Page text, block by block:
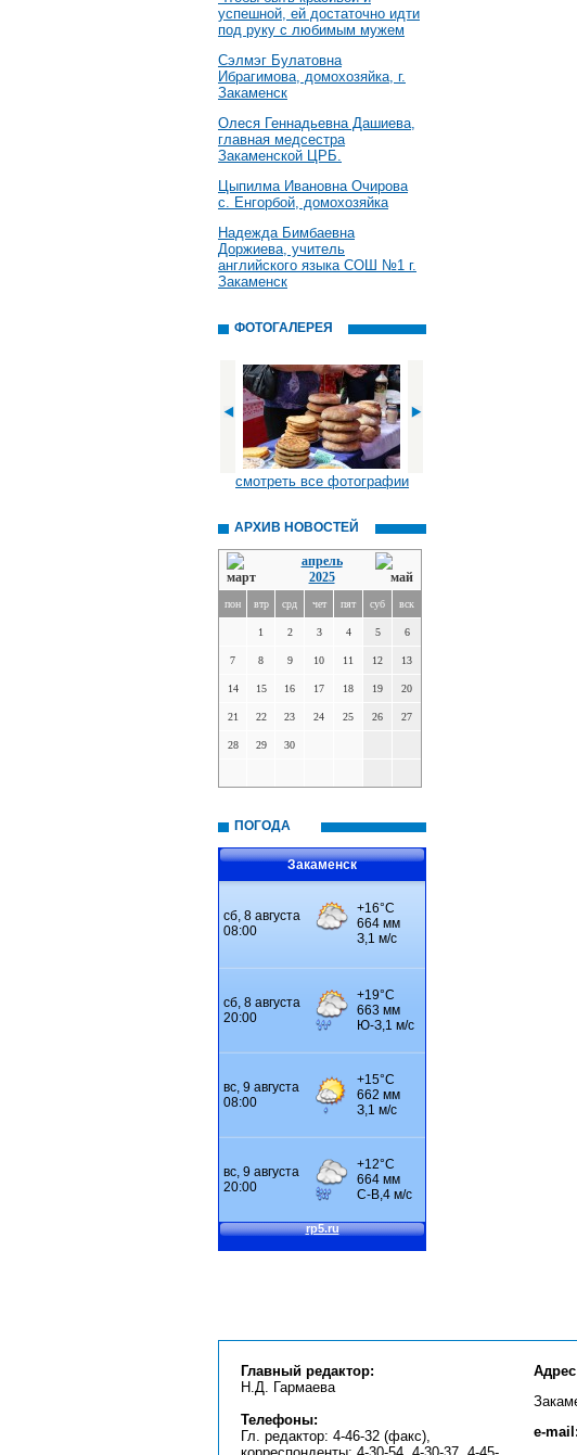
успешной, ей достаточно идти
под руку с любимым мужем
Сэлмэг Булатовна
Ибрагимова, домохозяйка, г.
Закаменск
Олеся Геннадьевна Дашиева,
главная медсестра
Закаменской ЦРБ.
Цыпилма Ивановна Очирова
с. Енгорбой, домохозяйка
Надежда Бимбаевна
Доржиева, учитель
английского языка СОШ №1 г.
Закаменск
ФОТОГАЛЕРЕЯ
смотреть все фотографии
АРХИВ НОВОСТЕЙ
апрель
2025
пон втр срд чет пят суб вск
1 2 3 4 5 6
7 8 9 10 11 12 13
14 15 16 17 18 19 20
21 22 23 24 25 26 27
28 29 30
ПОГОДА
Закаменск
Главный редактор:
Н.Д. Гармаева
Телефоны:
Гл. редактор: 4-46-32 (факс),
e-mail: